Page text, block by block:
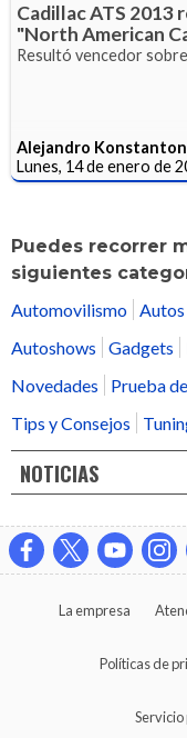
Cadillac ATS 2013
"North American
Resultó vencedor
Alejandro
Lunes, 14 de enero de
Puedes recorrer
siguientes
Automovilismo Autos
Autoshows
Gadgets
Novedades
Prueba
Tips y Consejos
NOTICIAS
La empresa
Políticas de